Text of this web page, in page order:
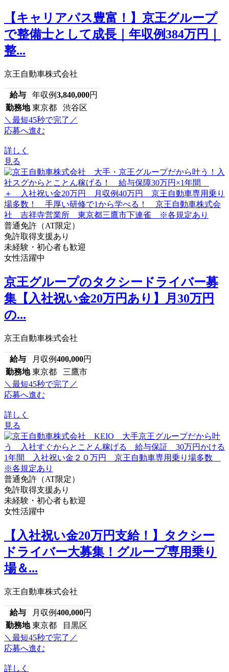
【キャリアパス豊富！】京王グループ
で整備士として成長｜年収例384万円｜
整...
京王自動車株式会社
給与 年収例3,840,000円
勤務地 東京都 渋谷区
＼最短45秒で完了／
応募へ進む
詳しく
見る
普通免許（AT限定）
免許取得支援あり
未経験・初心者も歓迎
女性活躍中
京王グループのタクシードライバー募
集【入社祝い金20万円あり】月30万円
の...
京王自動車株式会社
給与 月収例400,000円
勤務地 東京都 三鷹市
＼最短45秒で完了／
応募へ進む
詳しく
見る
普通免許（AT限定）
免許取得支援あり
未経験・初心者も歓迎
女性活躍中
【入社祝い金20万円支給！】タクシー
ドライバー大募集！グループ専用乗り
場＆...
京王自動車株式会社
給与 月収例400,000円
勤務地 東京都 目黒区
＼最短45秒で完了／
応募へ進む
詳しく